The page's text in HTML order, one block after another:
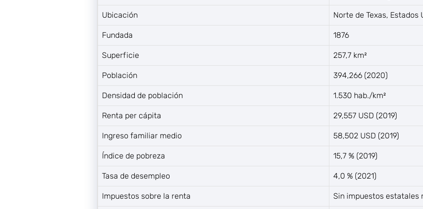
Ubicación Norte de Texas, Estados
Fundada 1876
Superficie 257,7 km²
Población 394,266 (2020)
Densidad de población 1.530 hab./km²
Renta per cápita 29,557 USD (2019)
Ingreso familiar medio 58,502 USD (2019)
Índice de pobreza 15,7 % (2019)
Tasa de desempleo 4,0 % (2021)
Impuestos sobre la renta Sin impuestos estatales